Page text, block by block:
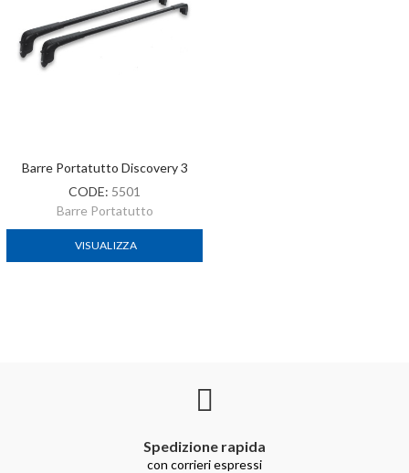
Barre Portatutto Discovery 3
CODE: 5501
Barre Portatutto
VISUALIZZA
Spedizione rapida
con corrieri espressi